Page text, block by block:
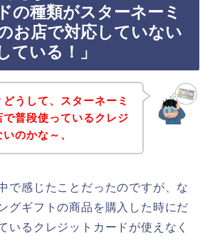
の種類がスターネーミ
お店で対応していない
ている！」
うして、スターネーミ
普段使っているクレジ
のかな～、
で感じたことだったのですが、な
グギフトの商品を購入した時にだ
いるクレジットカードが使えなく